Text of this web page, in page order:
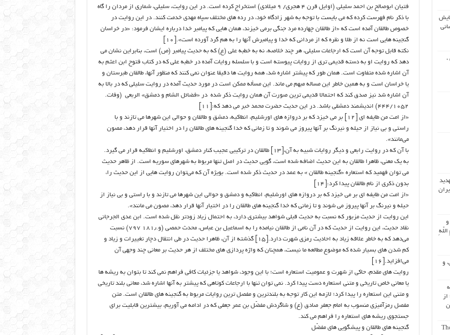
فتیان ابوصالح بن احمد سلیلی (اوایل قرن ۴ هجری/ ۹ میلادی) استخراج کرده است. در این روایت، سلیلی، شماری از مردان را گاه
با ذکر نام فهرست کرده که می بایست با توجه به شهر زادگاه خود، در رده های مختلف سپاه مهدی خدمت کنند. در این روایت در
خصوص طالقان آمده است که «از طالقان چهارده مرد جنگی برمی خیزند، همان هایی که پیامبر خدا درباره ایشان فرمود: «در خراسان
گنجینه هایی است نه از طلا و نقره که از مردانی که خدا و پیامبرش آنها را به هم گرد آورده است».[۱۰]
نکته قابل توجه آن است که ارجاعات سلیلی، هر چند خلاصه، نه به خطبه علی (ع) که به حدیث پیامبر (ص) است، بنابراین نشان می
دهد که روایت او به دسته قدیمی تری از روایات پیوسته است و با سلسله روایات آمده در خطبه علی که در کتاب فتوح ابن اعثم به
آن اشاره شده متفاوت است. همان طور که پیشتر اشاره شد، همه روایت ها دقیقا عنوان نمی کنند که منظور آنها، طالقان طبرستان و
یا خراسان است و به همین خاطر این مساله مبهم می ماند. این مسأله ممکن است در مورد حدیث آمده در روایت سلیلی که در بالا به
آن اشاره شد نیز صدق کند که احتمالا قدیمی ترین صورت آن همان روایت ذکر شده در «فضائل الشام و دمشق» الربعی (وفات.
۴۴۴/۱۰۵۲) اندیشمند دمشقی باشد. در این حدیث حضرت محمد خبر می دهد که:[۱۱]
«از امت من طایفه ای [۱۲] بر می خیزد که بر دروازه های اورشلیم، انطاکیه، دمشق و طالقان و حوالی این شهرها می تازند و با
راستی و بی نیاز از حیله و نیرنگ بر آنها پیروز می شوند و تا زمانی که خدا گنجینه های طالقان را در اختیار آنها قرار دهد، مصون
می‌مانند».
با آن که در روایت رابعی و دیگر روایات شبیه به آن،[۱۳] طالقان در ترکیبی عجیب کنار دمشق، اورشلیم و انطاکیه قرار می گیرد.
به یک معنی، ظاهرا طالقان به این حدیث اضافه شده است، گویی حدیث در اصل تنها مربوط به شهرهای سوریه است. از ظاهر حدیث
می توان فهمید که استعاره «گنجینه طالقان » به عمد در حدیث ذکر شده است. بویژه آن که می‌توان روایت هایی از این حدیث را،
بدون ذکری از نام طالقان پیدا کرد:[۱۴]
«از امت من طایفه ای بر می خیزد که بر دروازه های اورشلیم، انطاکیه و دمشق و حوالی این شهرها می تازند و با راستی و بی نیاز از
حیله و نیرنگ بر آنها پیروز می شوند و تا زمانی که خدا گنجینه های طالقان را در اختیار آنها قرار دهد، مصون می مانند».
این روایت از حدیث مزبور که نسبت به حدیث قبلی شواهد بیشتری دارد، به احتمال زیاد زودتر نقل شده است. ابن عدی الجرجانی
نقاد حدیث، این روایت از حدیث که در آن نامی از طالقان نیامده را به اسماعیل بن عباس، محدث حمصی (و.۱۸۱٫ ۷۹۷) نسبت
می‌دهد که به خاطر علاقه زیاد به احادیث رمزی شهرت دارد.[۱۵] گذشته از آن، ظاهرا حدیث در طی انتقال دچار تغییرات و زیاد و
کم شدن های بسیار شده که موضوع مطالعه ما نیست، همچنان که واژه پردازی های مختلف از هر حدیث بر معانی چند وجهی آن
می‌افزاید.[۱۶]
روایت های مقدم، حاکی از شهرت و عمومیت استعاره است؛ با این وجود، شواهد یا جزئیات کافی فراهم نمی کند تا بتوان به ریشه ها
یا معانی خاص تاریخی و متنی استعاره دست پیدا کرد. نمی توان تنها با ارجاعات کوتاهی که پیشتر به آنها اشاره شد، معانی بلند تاریخی
و متنی این استعاره را پیدا کرد؛ لازمه این کار توجه به بلندترین و مفصل ترین روایات مربوط به گنجینه های طالقان است. متن
مفصل رمزآمیزی منسوب به امام جعفر صادق (ع) و شاگردش مفضّل بن عمر جعفی که در ادامه می آوریم، بیشترین قابلیت برای
جستجوی ریشه های استعاره را فراهم می کند.
گنجینه های طالقان و پیشگویی های مفضّل
و